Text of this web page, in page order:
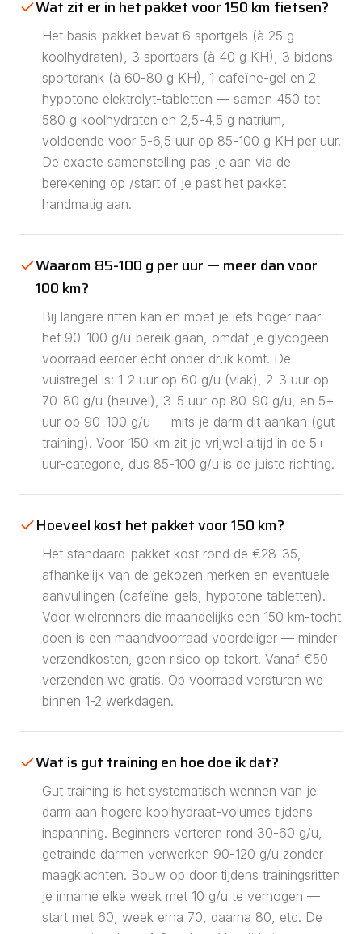
Wat zit er in het pakket voor 150 km fietsen?
Het basis-pakket bevat 6 sportgels (à 25 g
koolhydraten), 3 sportbars (à 40 g KH), 3 bidons
sportdrank (à 60-80 g KH), 1 cafeïne-gel en 2
hypotone elektrolyt-tabletten — samen 450 tot
580 g koolhydraten en 2,5-4,5 g natrium,
voldoende voor 5-6,5 uur op 85-100 g KH per uur.
De exacte samenstelling pas je aan via de
berekening op /start of je past het pakket
handmatig aan.
Waarom 85-100 g per uur — meer dan voor
100 km?
Bij langere ritten kan en moet je iets hoger naar
het 90-100 g/u-bereik gaan, omdat je glycogeen-
voorraad eerder écht onder druk komt. De
vuistregel is: 1-2 uur op 60 g/u (vlak), 2-3 uur op
70-80 g/u (heuvel), 3-5 uur op 80-90 g/u, en 5+
uur op 90-100 g/u — mits je darm dit aankan (gut
training). Voor 150 km zit je vrijwel altijd in de 5+
uur-categorie, dus 85-100 g/u is de juiste richting.
Hoeveel kost het pakket voor 150 km?
Het standaard-pakket kost rond de €28-35,
afhankelijk van de gekozen merken en eventuele
aanvullingen (cafeïne-gels, hypotone tabletten).
Voor wielrenners die maandelijks een 150 km-tocht
doen is een maandvoorraad voordeliger — minder
verzendkosten, geen risico op tekort. Vanaf €50
verzenden we gratis. Op voorraad versturen we
binnen 1-2 werkdagen.
Wat is gut training en hoe doe ik dat?
Gut training is het systematisch wennen van je
darm aan hogere koolhydraat-volumes tijdens
inspanning. Beginners verteren rond 30-60 g/u,
getrainde darmen verwerken 90-120 g/u zonder
maagklachten. Bouw op door tijdens trainingsritten
je inname elke week met 10 g/u te verhogen —
start met 60, week erna 70, daarna 80, etc. De